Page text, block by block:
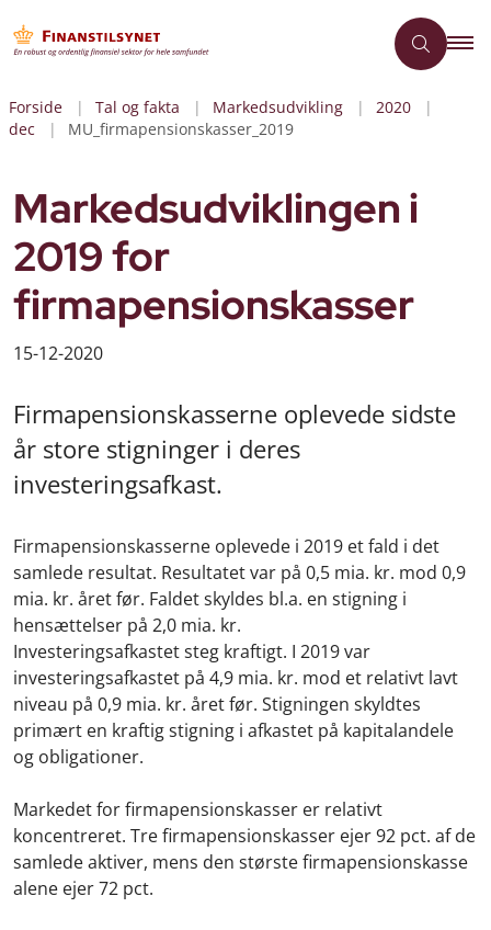
Forside Tal og fakta Markedsudvikling
2020
dec
MU_firmapensionskasser_2019
Markedsudviklingen i
2019 for
firmapensionskasser
15-12-2020
Firmapensionskasserne oplevede sidste
år store stigninger i deres
investeringsafkast.
Firmapensionskasserne oplevede i 2019 et fald i det
samlede resultat. Resultatet var på 0,5 mia. kr. mod 0,9
mia. kr. året før. Faldet skyldes bl.a. en stigning i
hensættelser på 2,0 mia. kr.
Investeringsafkastet steg kraftigt. I 2019 var
investeringsafkastet på 4,9 mia. kr. mod et relativt lavt
niveau på 0,9 mia. kr. året før. Stigningen skyldtes
primært en kraftig stigning i afkastet på kapitalandele
og obligationer.
Markedet for firmapensionskasser er relativt
koncentreret. Tre firmapensionskasser ejer 92 pct. af de
samlede aktiver, mens den største firmapensionskasse
alene ejer 72 pct.